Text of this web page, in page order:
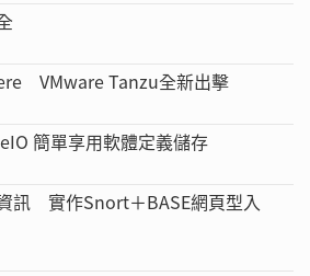
VMware Tanzu全新出擊
簡單享用軟體定義儲存
訊 實作Snort＋BASE網頁型入